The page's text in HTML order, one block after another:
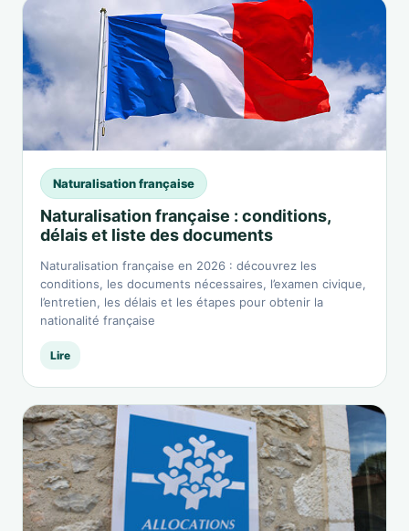
Naturalisation française
Naturalisation française : conditions,
délais et liste des documents
Naturalisation française en 2026 : découvrez les
conditions, les documents nécessaires, l’examen civique,
l’entretien, les délais et les étapes pour obtenir la
nationalité française
Lire